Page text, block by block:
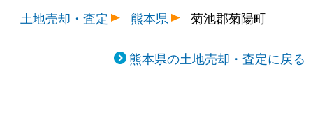
土地売却・査定
熊本県 菊池郡菊陽町
熊本県の土地売却・査定に戻る